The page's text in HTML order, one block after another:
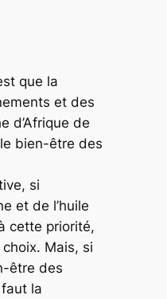
que la
et des
d’Afrique de
bien-être des
si
et de l’huile
cette priorité,
Mais, si
être des
la